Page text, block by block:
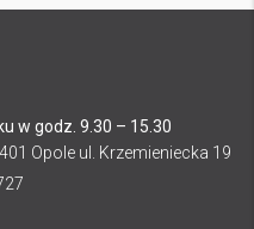
w godz. 9.30 – 15.30
Opole ul. Krzemieniecka 19